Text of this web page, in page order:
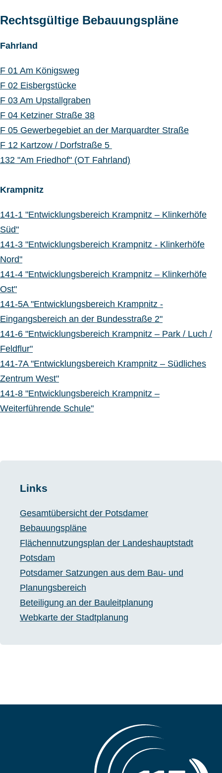
Rechtsgültige Bebauungspläne
Fahrland
F 01 Am Königsweg
F 02 Eisbergstücke
F 03 Am Upstallgraben
F 04 Ketziner Straße 38
F 05 Gewerbegebiet an der Marquardter Straße
F 12 Kartzow / Dorfstraße 5
132 "Am Friedhof" (OT Fahrland)
Krampnitz
141-1 "Entwicklungsbereich Krampnitz – Klinkerhöfe
Süd"
141-3 "Entwicklungsbereich Krampnitz - Klinkerhöfe
Nord"
141-4 "Entwicklungsbereich Krampnitz – Klinkerhöfe
Ost"
141-5A "Entwicklungsbereich Krampnitz -
Eingangsbereich an der Bundesstraße 2"
141-6 "Entwicklungsbereich Krampnitz – Park / Luch /
Feldflur"
141-7A "Entwicklungsbereich Krampnitz – Südliches
Zentrum West"
141-8 "Entwicklungsbereich Krampnitz –
Weiterführende Schule"
Links
Gesamtübersicht der Potsdamer
Bebauungspläne
Flächennutzungsplan der Landeshauptstadt
Potsdam
Potsdamer Satzungen aus dem Bau- und
Planungsbereich
Beteiligung an der Bauleitplanung
Webkarte der Stadtplanung